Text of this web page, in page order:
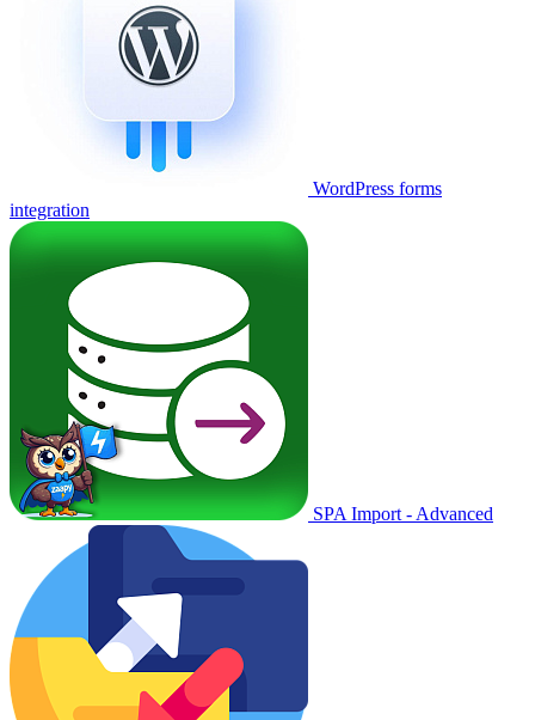
WordPress forms
integration
SPA Import - Advanced